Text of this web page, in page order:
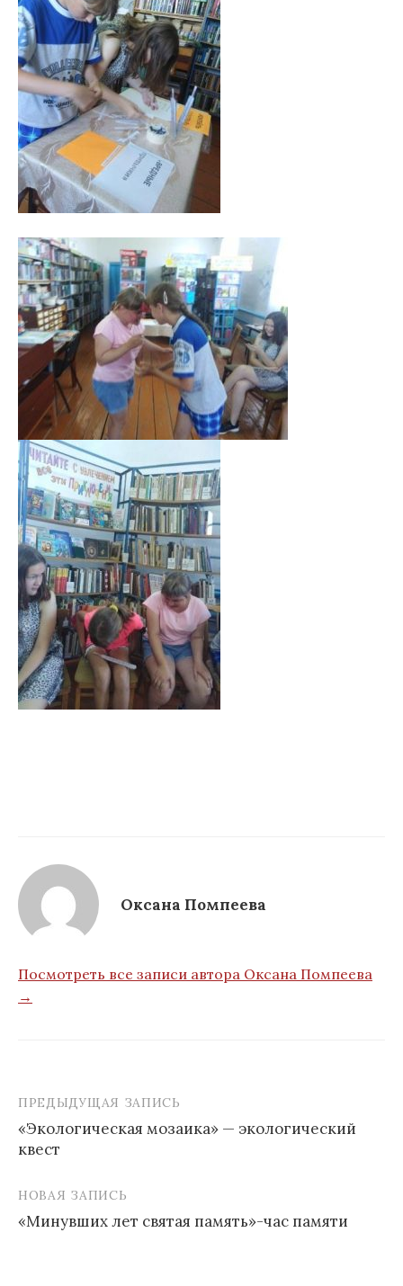
Оксана Помпеева
Посмотреть все записи автора Оксана Помпеева
→
Навигация
по
ПРЕДЫДУЩАЯ ЗАПИСЬ
«Экологическая мозаика» — экологический
квест
НОВАЯ ЗАПИСЬ
«Минувших лет святая память»-час памяти